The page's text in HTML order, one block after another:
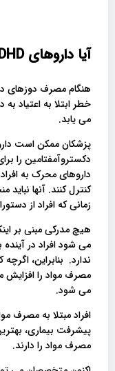
آیا داروهایADHD
هنگام مصرف دوزهای
می یابد.
پزشکان ممکن است
داروهای محرک به
کنترل کنند. آنها نباید
زمانی که افراد از
می شود افراد در
مصرف مواد را افزایش
می شود.
افراد مبتلا به مصرف
پیشرفت بیماری،
مصرف مواد را دارند.